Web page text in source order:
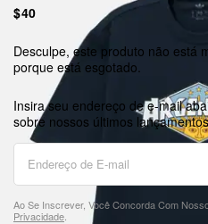
$40
Desculpe, este produto não está
porque está esgotado.
Insira seu endereço de e-mail
sobre nossos últimos
Ao Se Inscrever, Você Concorda Com
Privacidade